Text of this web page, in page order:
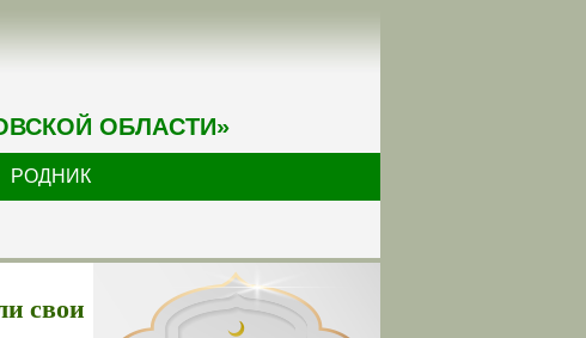
ОБЛАСТИ»
РОДНИК
свои